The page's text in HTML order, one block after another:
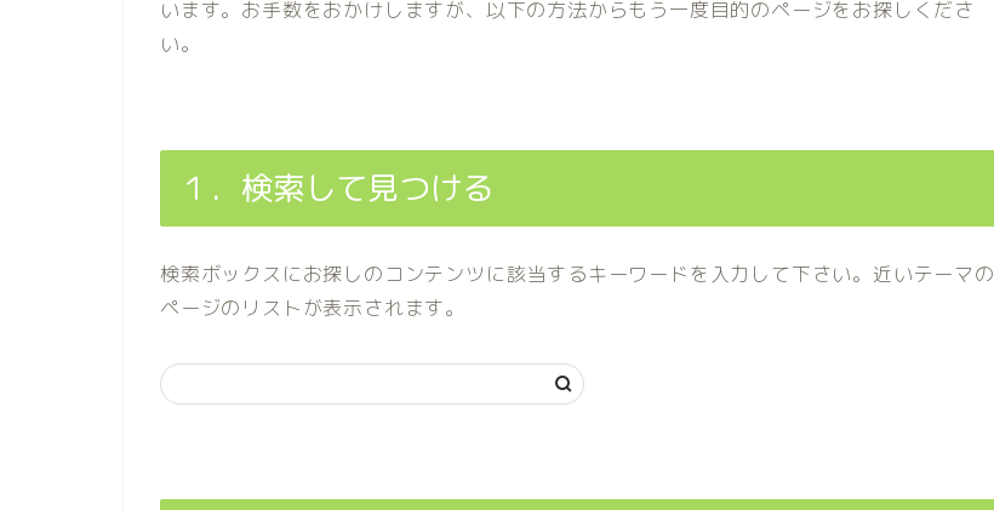
います。お手数をおかけしますが、以下の方法からもう一度目的のページをお探しくださ
い。
１．検索して見つける
検索ボックスにお探しのコンテンツに該当するキーワードを入力して下さい。近いテーマの
ページのリストが表示されます。